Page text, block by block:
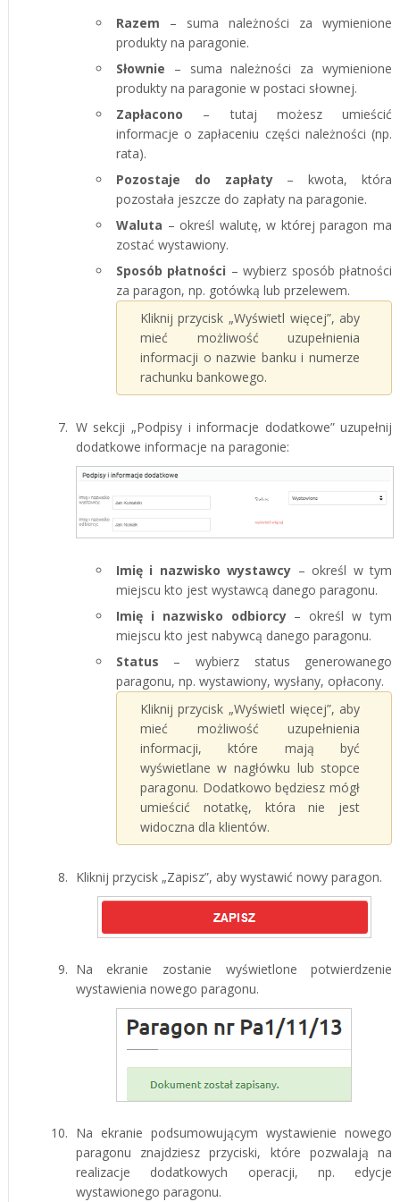
Razem – suma należności za wymienione
produkty na paragonie.
Słownie – suma należności za wymienione
produkty na paragonie w postaci słownej.
Zapłacono – tutaj możesz umieścić
informacje o zapłaceniu części należności (np.
rata).
Pozostaje do zapłaty– kwota, która
pozostała jeszcze do zapłaty na paragonie.
Waluta – określ walutę, w której paragon ma
zostać wystawiony.
Sposób płatności – wybierz sposób płatności
za paragon, np. gotówką lub przelewem.
Kliknij przycisk „Wyświetl więcej”, aby
mieć możliwość uzupełnienia
informacji o nazwie banku i numerze
rachunku bankowego.
W sekcji „Podpisy i informacje dodatkowe” uzupełnij
dodatkowe informacje na paragonie:
Imię i nazwisko wystawcy – określ w tym
miejscu kto jest wystawcą danego paragonu.
Imię i nazwisko odbiorcy– określ w tym
miejscu kto jest nabywcą danego paragonu.
Status – wybierz status generowanego
paragonu, np. wystawiony, wysłany, opłacony.
Kliknij przycisk „Wyświetl więcej”, aby
mieć możliwość uzupełnienia
informacji, które mają być
wyświetlane w nagłówku lub stopce
paragonu. Dodatkowo będziesz mógł
umieścić notatkę, która nie jest
widoczna dla klientów.
Kliknij przycisk „Zapisz”, aby wystawić nowy paragon.
Na ekranie zostanie wyświetlone potwierdzenie
wystawienia nowego paragonu.
Na ekranie podsumowującym wystawienie nowego
paragonu znajdziesz przyciski, które pozwalają na
realizacje dodatkowych operacji, np. edycje
wystawionego paragonu.